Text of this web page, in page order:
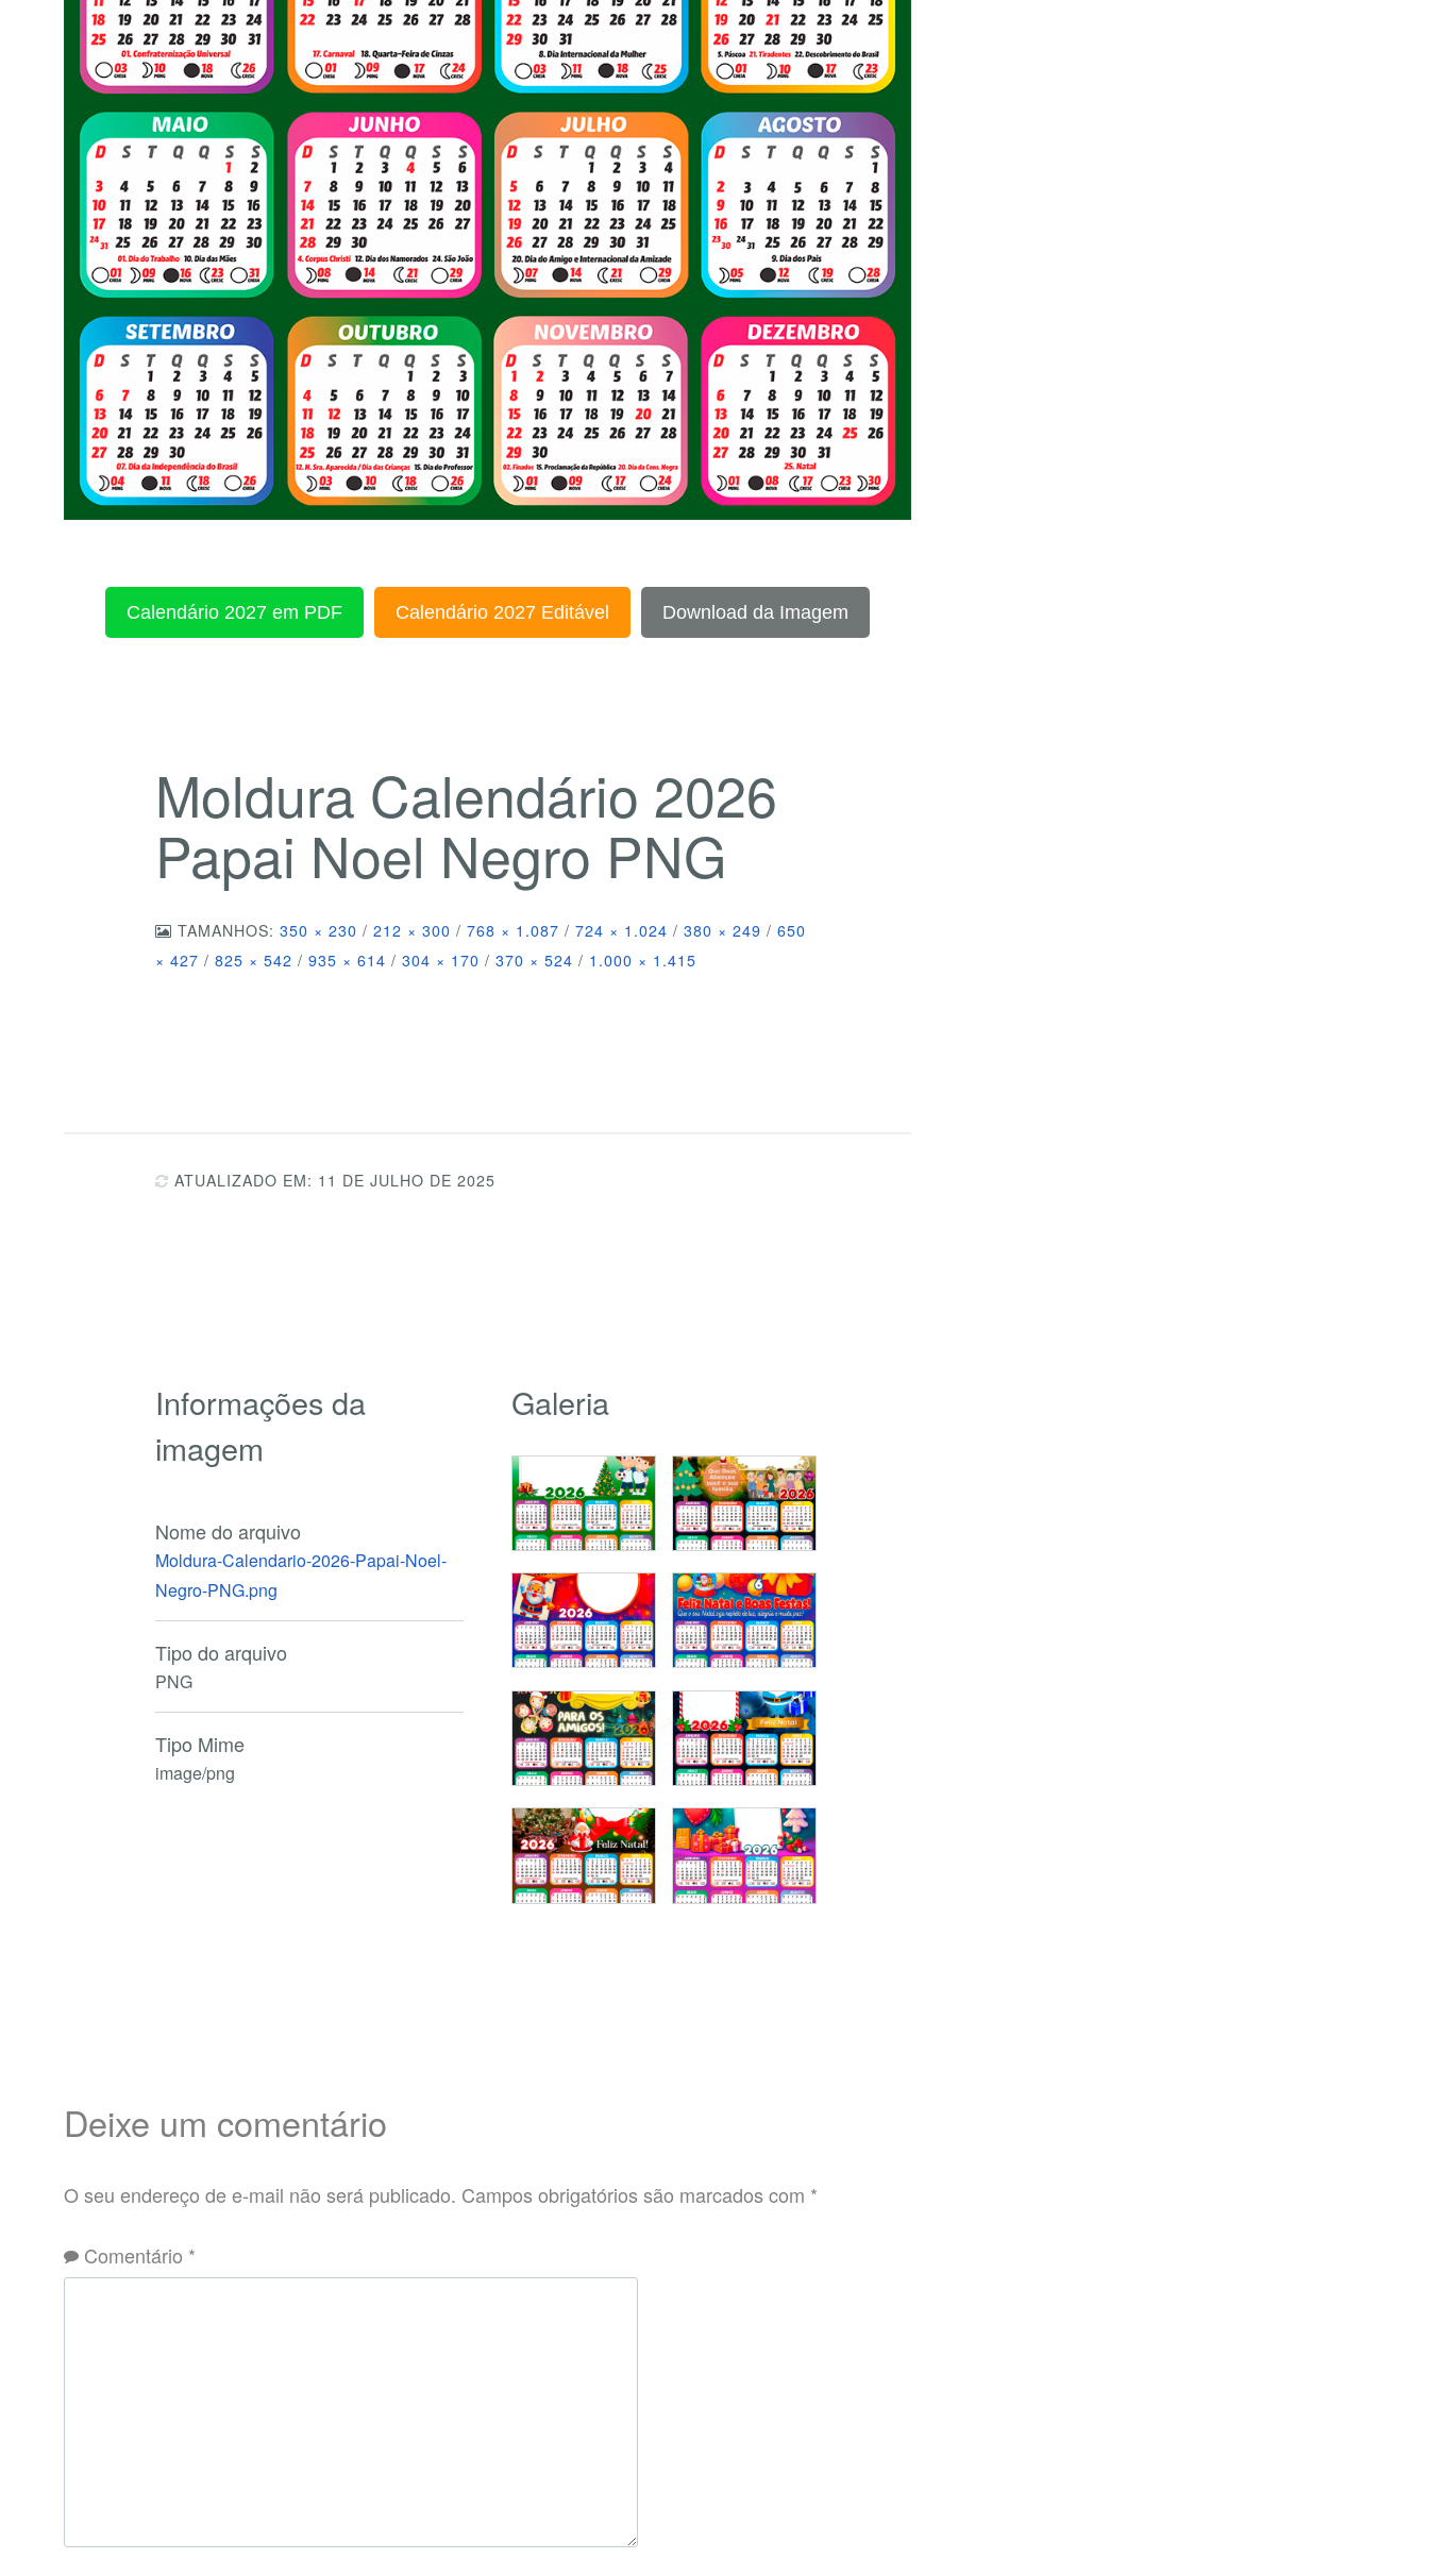
Calendário 2027 em PDF Calendário 2027 Editável Download da Imagem
Moldura Calendário 2026
Papai Noel Negro PNG
TAMANHOS:350 × 230 / 212 × 300 / 768 × 1.087 / 724 × 1.024 / 380 × 249 / 650
× 427 / 825 × 542 / 935 × 614 / 304 × 170 / 370 × 524 / 1.000 × 1.415
ATUALIZADO EM: 11 DE JULHO DE 2025
Informações da
imagem
Nome do arquivo
Moldura-Calendario-2026-Papai-Noel-
Negro-PNG.png
Tipo do arquivo
PNG
Tipo Mime
image/png
Galeria
Deixe um comentário
O seu endereço de e-mail não será publicado. Campos obrigatórios são marcados com *
Comentário *